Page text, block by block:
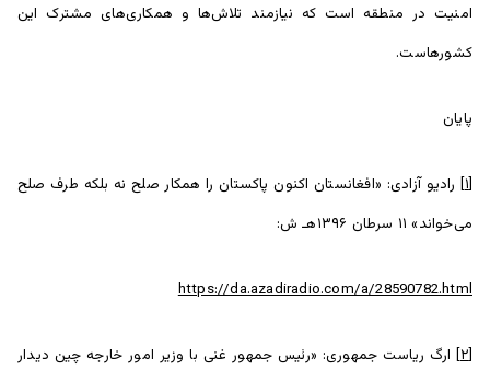
امنیت در منطقه است که نیازمند تلاش‌ها و همکاری‌های مشترک این
کشورهاست.
پایان
[۱] رادیو آزادی: «افغانستان اکنون پاکستان را همکار صلح نه بلکه طرف صلح
می‌خواند» ۱۱ سرطان ۱۳۹۶هـ ش:
https://da.azadiradio.com/a/28590782.html
[۲] ارگ ریاست جمهوری: «رئیس جمهور غنی با وزیر امور خارجه چین دیدار